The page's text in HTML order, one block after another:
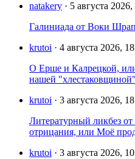
natakery · 5 августа
Галиниада от Воки
krutoi · 4 августа 2026,
О Ерше и Калрецкой, или
нашей "хлестаковщиной"
krutoi · 3 августа 2026,
Литературный ликбез
отрицания, или Моё
krutoi · 3 августа 2026,